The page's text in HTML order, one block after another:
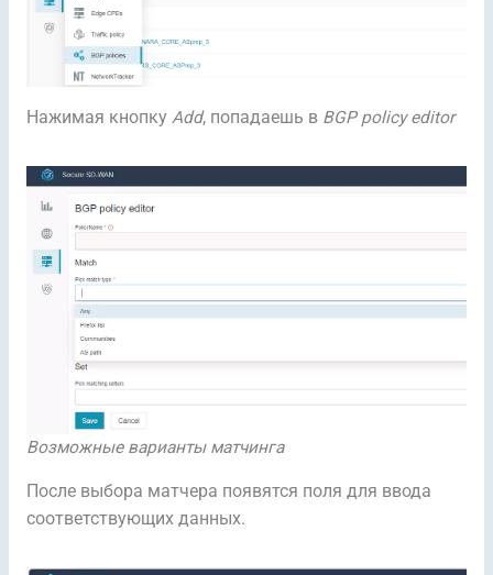
Нажимая кнопку Add, попадаешь в BGP policy editor
Возможные варианты матчинга
После выбора матчера появятся поля для ввода
соответствующих данных.